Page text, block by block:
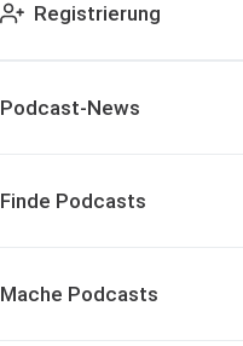
Registrierung
Podcast-News
Finde Podcasts
Mache Podcasts